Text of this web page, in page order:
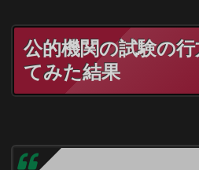
公的機関の試験の
てみた結果